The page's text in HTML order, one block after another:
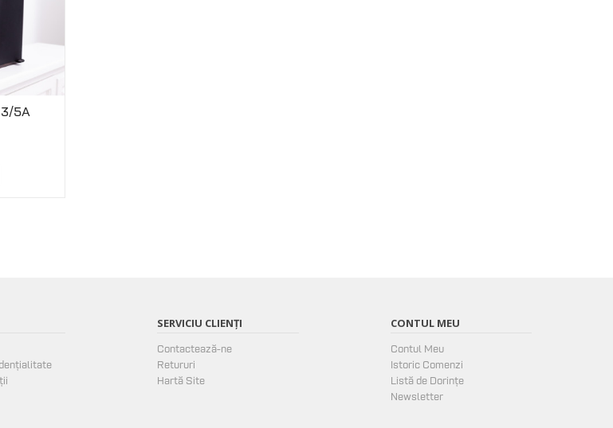
5A
SERVICIU CLIENȚI
Contactează-ne
Retururi
Hartă Site
CONTUL MEU
Contul Meu
Istoric Comenzi
Listă de Dorințe
Newsletter